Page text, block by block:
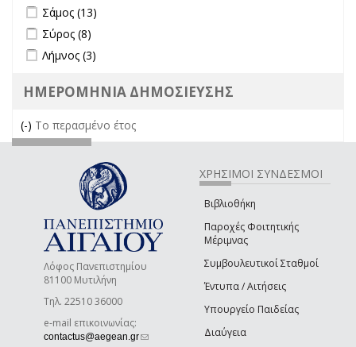
Apply Σάμος filter
Σάμος (13)
Apply Σύρος filter
Σύρος (8)
Apply Λήμνος filter
Λήμνος (3)
ΗΜΕΡΟΜΗΝΙΑ ΔΗΜΟΣΙΕΥΣΗΣ
(-) Remove Το περασμένο έτος filter
Το περασμένο έτος
Λόφος Πανεπιστημίου
81100 Μυτιλήνη
Τηλ. 22510 36000
e-mail επικοινωνίας:
contactus@aegean.gr(link sends e-mail)
ΧΡΗΣΙΜΟΙ ΣΥΝΔΕΣΜΟΙ
Βιβλιοθήκη
Παροχές Φοιτητικής
Μέριμνας
Συμβουλευτικοί Σταθμοί
Έντυπα / Αιτήσεις
Υπουργείο Παιδείας
Διαύγεια